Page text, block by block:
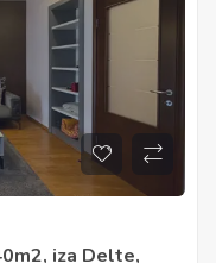
iza Delte,